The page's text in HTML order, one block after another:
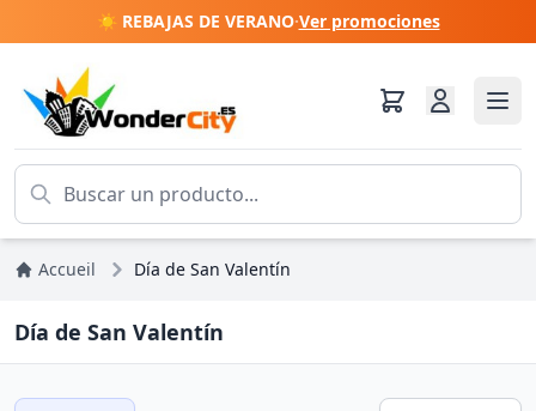
☀️ REBAJAS DE VERANO·Ver promociones
Accueil Día de San Valentín
Día de San Valentín